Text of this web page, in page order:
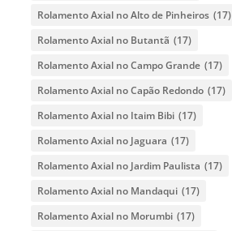
Rolamento Axial no Alto de Pinheiros (17)
Rolamento Axial no Butantã (17)
Rolamento Axial no Campo Grande (17)
Rolamento Axial no Capão Redondo (17)
Rolamento Axial no Itaim Bibi (17)
Rolamento Axial no Jaguara (17)
Rolamento Axial no Jardim Paulista (17)
Rolamento Axial no Mandaqui (17)
Rolamento Axial no Morumbi (17)